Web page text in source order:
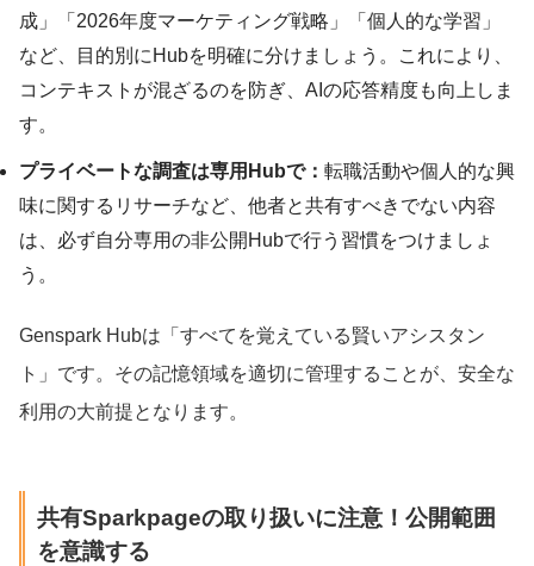
成」「2026年度マーケティング戦略」「個人的な学習」
など、目的別にHubを明確に分けましょう。これにより、
コンテキストが混ざるのを防ぎ、AIの応答精度も向上しま
す。
プライベートな調査は専用Hubで： 転職活動や個人的な興
味に関するリサーチなど、他者と共有すべきでない内容
は、必ず自分専用の非公開Hubで行う習慣をつけましょ
う。
Genspark Hubは「すべてを覚えている賢いアシスタン
ト」です。その記憶領域を適切に管理することが、安全な
利用の大前提となります。
共有Sparkpageの取り扱いに注意！公開範囲
を意識する